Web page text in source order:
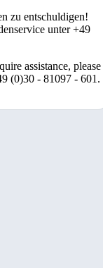
zu entschuldigen!
unter +49
assistance, please
(0)30 - 81097 - 601.